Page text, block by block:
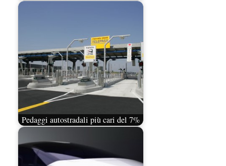
Pedaggi autostradali più cari del 7%